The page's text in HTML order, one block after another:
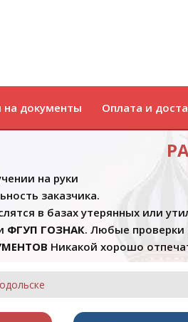
на документы Оплата и
на руки
заказчика.
в базах утерянных или
ФГУП ГОЗНАК. Любые проверки
Никакой хорошо